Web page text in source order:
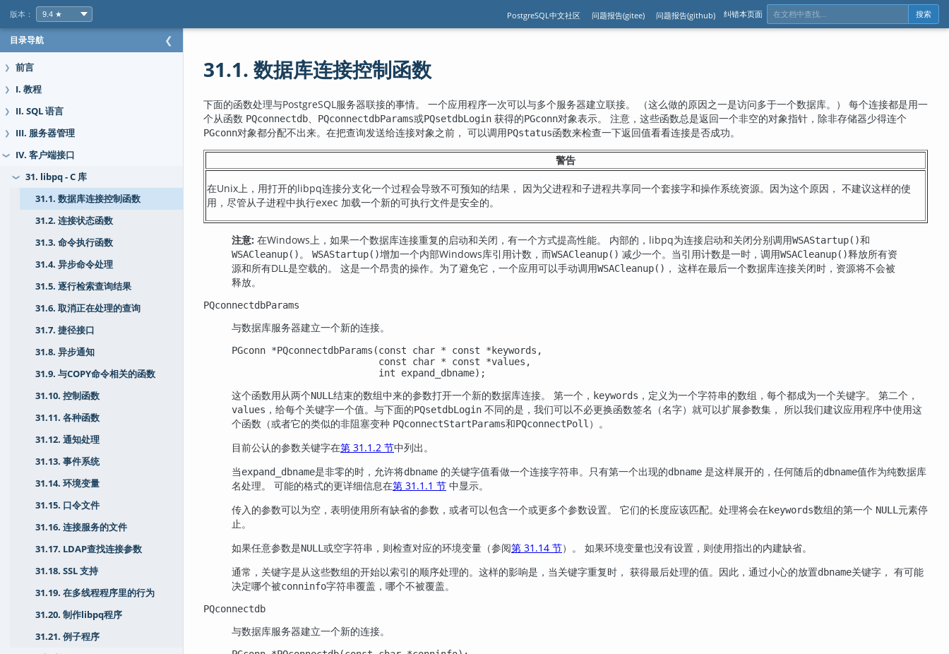
版本： PostgreSQL中文社区 问题报告(gitee) 问题报告(github) 纠错本页面 搜索
目录导航 ❮
❯ 前言
❯ I. 教程
❯ II. SQL 语言
❯ III. 服务器管理
❯ IV. 客户端接口
❯
31. libpq - C 库
31.1. 数据库连接控制函数
31.2. 连接状态函数
31.3. 命令执行函数
31.4. 异步命令处理
31.5. 逐行检索查询结果
31.6. 取消正在处理的查询
31.7. 捷径接口
31.8. 异步通知
31.9. 与COPY命令相关的函数
31.10. 控制函数
31.11. 各种函数
31.12. 通知处理
31.13. 事件系统
31.14. 环境变量
31.15. 口令文件
31.16. 连接服务的文件
31.17. LDAP查找连接参数
31.18. SSL 支持
31.19. 在多线程程序里的行为
31.20. 制作libpq程序
31.21. 例子程序
31.1. 数据库连接控制函数
下面的函数处理与PostgreSQL 服务器联接的事情。 一个应用程序一次可以与多个服务器建立联接。 （这么做的原因之一是访问多于一个数据库。） 每个连接都是用一
个从函数 PQconnectdb PQconnectdbParams或PQsetdbLogin 获得的PGconn对象表示。 注意，这些函数总是返回一个非空的对象指针，除非存储器少得连个
PGconn对象都分配不出来。在把查询发送给连接对象之前， 可以调用PQstatus函数来检查一下返回值看看连接是否成功。
警告
在Unix上，用打开的libpq连接分支化一个过程会导致不可预知的结果， 因为父进程和子进程共享同一个套接字和操作系统资源。因为这个原因， 不建议这样的使
用，尽管从子进程中执行exec 加载一个新的可执行文件是安全的。
注意: 在Windows上，如果一个数据库连接重复的启动和关闭，有一个方式提高性能。 内部的，libpq为连接启动和关闭分别调用WSAStartup()和
WSACleanup() 。 WSAStartup()增加一个内部Windows库引用计数，而WSACleanup() 减少一个。当引用计数是一时，调用WSACleanup()释放所有资
源和所有DLL是空载的。 这是一个昂贵的操作。为了避免它，一个应用可以手动调用WSACleanup() ， 这样在最后一个数据库连接关闭时，资源将不会被
释放。
PQconnectdbParams
与数据库服务器建立一个新的连接。
PGconn *PQconnectdbParams(const char * const *keywords,
                          const char * const *values,
                          int expand_dbname);
这个函数用从两个NULL 结束的数组中来的参数打开一个新的数据库连接。 第一个， keywords ，定义为一个字符串的数组，每个都成为一个关键字。 第二个，
values ，给每个关键字一个值。与下面的PQsetdbLogin 不同的是，我们可以不必更换函数签名（名字）就可以扩展参数集， 所以我们建议应用程序中使用这
个函数（或者它的类似的非阻塞变种 PQconnectStartParams和PQconnectPoll ）。
目前公认的参数关键字在第 31.1.2 节中列出。
当expand_dbname是非零的时，允许将dbname 的关键字值看做一个连接字符串。只有第一个出现的dbname 是这样展开的，任何随后的dbname值作为纯数据库
名处理。 可能的格式的更详细信息在第 31.1.1 节 中显示。
传入的参数可以为空，表明使用所有缺省的参数，或者可以包含一个或更多个参数设置。 它们的长度应该匹配。处理将会在keywords数组的第一个 NULL 元素停
止。
如果任意参数是NULL 或空字符串，则检查对应的环境变量（参阅第 31.14 节）。 如果环境变量也没有设置，则使用指出的内建缺省。
通常，关键字是从这些数组的开始以索引的顺序处理的。这样的影响是，当关键字重复时， 获得最后处理的值。因此，通过小心的放置dbname关键字， 有可能
决定哪个被conninfo字符串覆盖，哪个不被覆盖。
PQconnectdb
与数据库服务器建立一个新的连接。